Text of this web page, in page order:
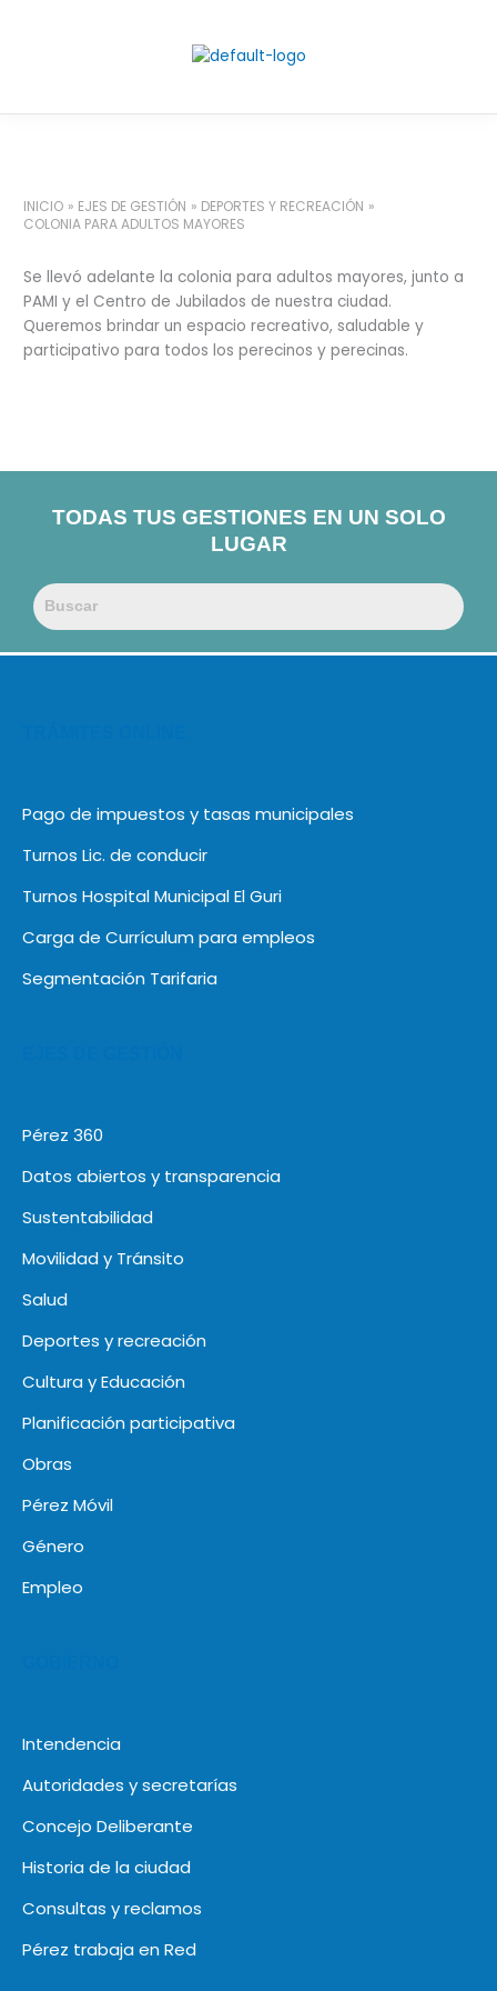
INICIO EJES DE GESTIÓN
DEPORTES Y RECREACIÓN
COLONIA PARA ADULTOS MAYORES
Se llevó adelante la colonia para adultos mayores, junto a
PAMI y el Centro de Jubilados de nuestra ciudad.
Queremos brindar un espacio recreativo, saludable y
participativo para todos los perecinos y perecinas.
TODAS TUS GESTIONES EN UN SOLO
LUGAR
Pago de impuestos y tasas municipales
Turnos Lic. de conducir
Turnos Hospital Municipal El Guri
Carga de Currículum para empleos
Segmentación Tarifaria
Pérez 360
Datos abiertos y transparencia
Sustentabilidad
Movilidad y Tránsito
Salud
Deportes y recreación
Cultura y Educación
Planificación participativa
Obras
Pérez Móvil
Género
Empleo
Intendencia
Autoridades y secretarías
Concejo Deliberante
Historia de la ciudad
Consultas y reclamos
Pérez trabaja en Red